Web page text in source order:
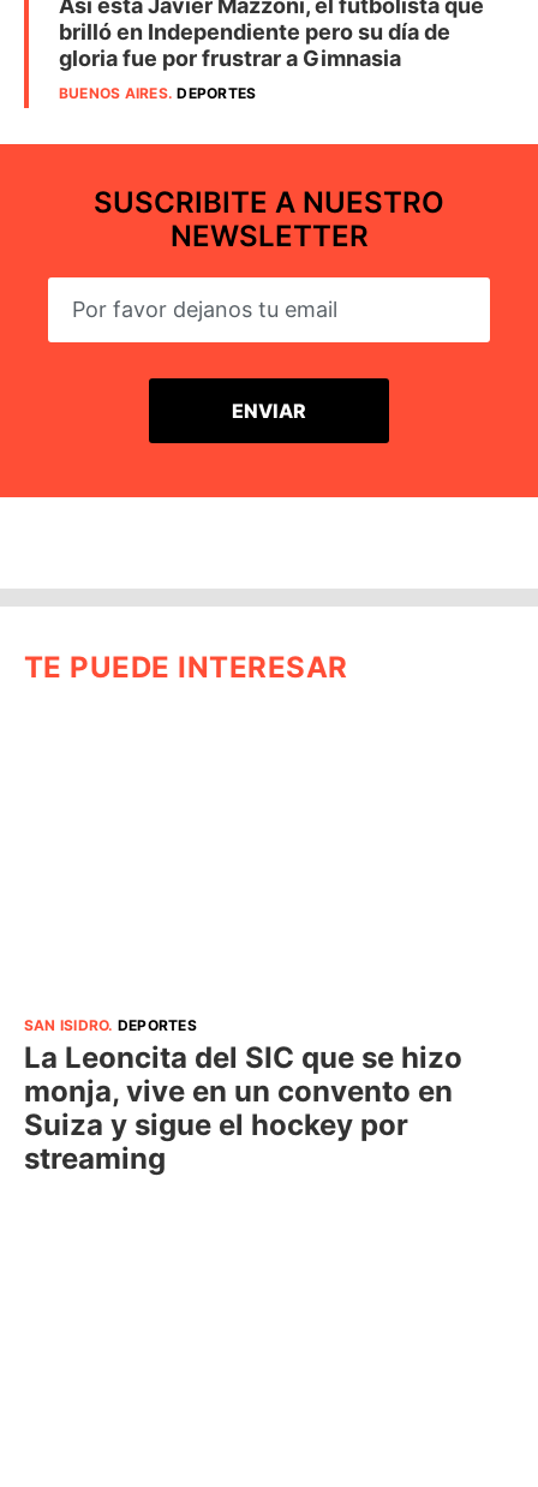
Así está Javier Mazzoni, el futbolista que
brilló en Independiente pero su día de
gloria fue por frustrar a Gimnasia
BUENOS AIRES.DEPORTES
SUSCRIBITE A NUESTRO
NEWSLETTER
TE PUEDE INTERESAR
SAN ISIDRO. DEPORTES
La Leoncita del SIC que se hizo
monja, vive en un convento en
Suiza y sigue el hockey por
streaming